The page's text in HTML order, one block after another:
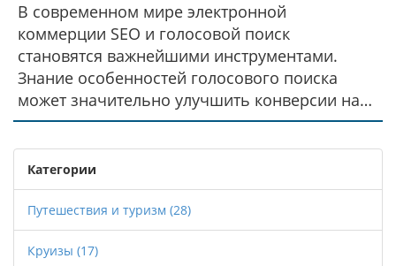
В современном мире электронной
коммерции SEO и голосовой поиск
становятся важнейшими инструментами.
Знание особенностей голосового поиска
может значительно улучшить конверсии на
вашем сайте. Оптимизация контента под
голосовой поиск позволяет привлечь больше
посетителей и повысить эффективность
продаж. Разберем, как правильно
использовать эти методы на практике. В
статье также дадим советы от известных
маркетологов по улучшению онлайн-продаж.
Категории
Путешествия и туризм (28)
Круизы (17)